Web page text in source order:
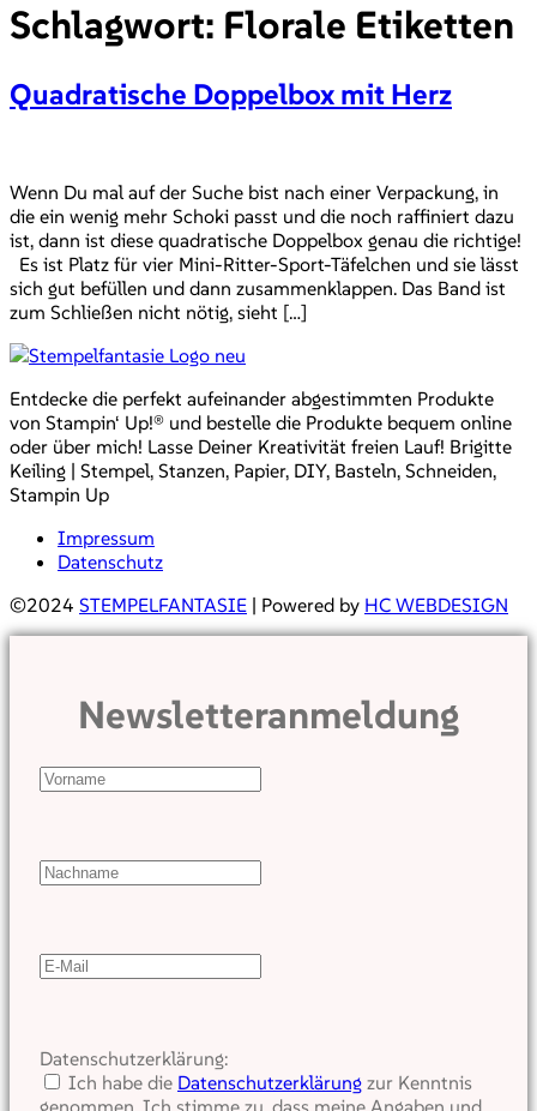
Schlagwort: Florale Etiketten
Quadratische Doppelbox mit Herz
Wenn Du mal auf der Suche bist nach einer Verpackung, in
die ein wenig mehr Schoki passt und die noch raffiniert dazu
ist, dann ist diese quadratische Doppelbox genau die richtige!
Es ist Platz für vier Mini-Ritter-Sport-Täfelchen und sie lässt
sich gut befüllen und dann zusammenklappen. Das Band ist
zum Schließen nicht nötig, sieht […]
Entdecke die perfekt aufeinander abgestimmten Produkte
von Stampin‘ Up!® und bestelle die Produkte bequem online
oder über mich! Lasse Deiner Kreativität freien Lauf! Brigitte
Keiling | Stempel, Stanzen, Papier, DIY, Basteln, Schneiden,
Stampin Up
Impressum
Datenschutz
©2024 STEMPELFANTASIE | Powered by HC WEBDESIGN
Newsletteranmeldung
Datenschutzerklärung:
Ich habe die Datenschutzerklärung zur Kenntnis
genommen. Ich stimme zu, dass meine Angaben und